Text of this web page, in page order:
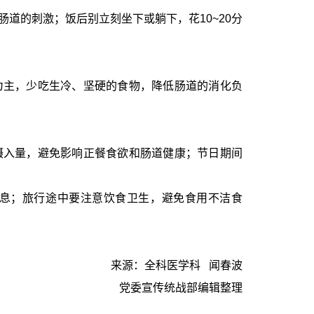
道的刺激；饭后别立刻坐下或躺下，花10~20分
，少吃生冷、坚硬的食物，降低肠道的消化负
量，避免影响正餐食欲和肠道健康；节日期间
；旅行途中要注意饮食卫生，避免食用不洁食
来源：全科医学科 闻春波
党委宣传统战部编辑整理